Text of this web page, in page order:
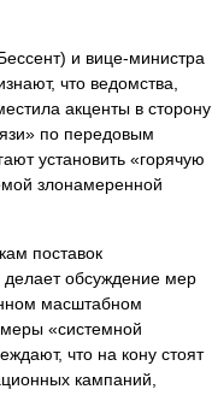
и вице-министра
что ведомства,
акценты в сторону
по передовым
установить «горячую
злонамеренной
поставок
делает обсуждение мер
масштабном
«системной
что на кону стоят
кампаний,